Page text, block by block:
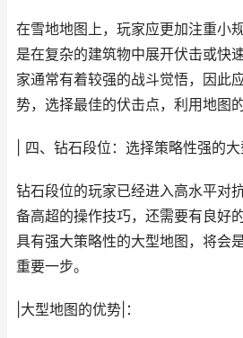
在雪地地图上，玩家应更加注重小
是在复杂的建筑物中展开伏击或快
家通常有着较强的战斗觉悟，因此
势，选择最佳的伏击点，利用地图
| 四、钻石段位：选择策略性强的
钻石段位的玩家已经进入高水平对
备高超的操作技巧，还需要有良好
具有强大策略性的大型地图，将会
重要一步。
|大型地图的优势|：